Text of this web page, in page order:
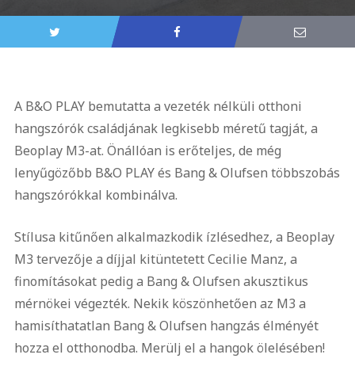
A B&O PLAY bemutatta a vezeték nélküli otthoni
hangszórók családjának legkisebb méretű tagját, a
Beoplay M3-at. Önállóan is erőteljes, de még
lenyűgözőbb B&O PLAY és Bang & Olufsen többszobás
hangszórókkal kombinálva.
Stílusa kitűnően alkalmazkodik ízlésedhez, a Beoplay
M3 tervezője a díjjal kitüntetett Cecilie Manz, a
finomításokat pedig a Bang & Olufsen akusztikus
mérnökei végezték. Nekik köszönhetően az M3 a
hamisíthatatlan Bang & Olufsen hangzás élményét
hozza el otthonodba. Merülj el a hangok ölelésében!